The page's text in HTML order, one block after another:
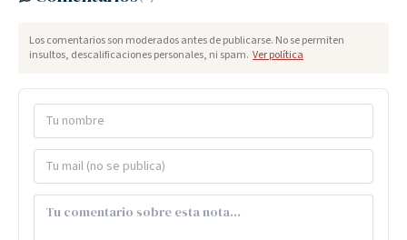
Los comentarios son moderados antes de publicarse. No se permiten
insultos, descalificaciones personales, ni spam. Ver política